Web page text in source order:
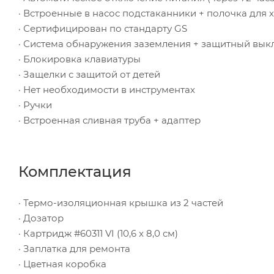
· Встроенные в насос подстаканники + полочка для
· Сертифицирован по стандарту GS
· Система обнаружения заземления + защитный
· Блокировка клавиатуры
· Защелки с защитой от детей
· Нет необходимости в инструментах
· Ручки
· Встроенная сливная труба + адаптер
Комплектация
· Термо-изоляционная крышка из 2 частей
· Дозатор
· Картридж #60311 VI (10,6 x 8,0 см)
· Заплатка для ремонта
· Цветная коробка